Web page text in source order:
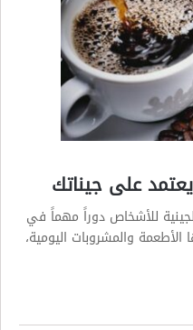
على جيناتك
للأشخاص دوراً مهماً في
الأطعمة والمشروبات اليومية،